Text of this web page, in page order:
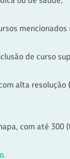
mencionados
de curso
alta
com até 300